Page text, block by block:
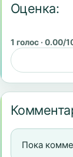
Оценка:
1 голос · 0.00/
Пока